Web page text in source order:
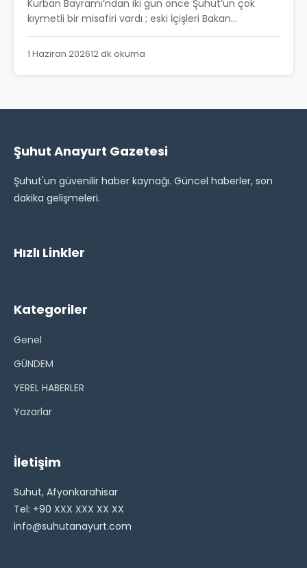
Kurban Bayramı’ndan iki gün önce Şuhut’un çok
kıymetli bir misafiri vardı ; eski İçişleri Bakan...
1 Haziran 202612 dk okuma
Şuhut Anayurt Gazetesi
Şuhut'un güvenilir haber kaynağı. Güncel haberler, son
dakika gelişmeleri.
Hızlı Linkler
Kategoriler
Genel
GÜNDEM
YEREL HABERLER
Yazarlar
İletişim
Suhut, Afyonkarahisar
Tel: +90 XXX XXX XX XX
info@suhutanayurt.com